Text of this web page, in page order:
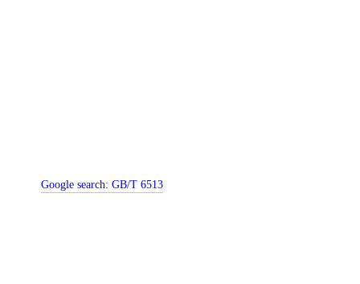
Google search:GB/T 6513